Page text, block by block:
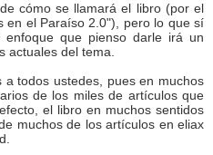
cómo se llamará el libro (por el
en el Paraíso 2.0"), pero lo que sí
que pienso darle irá un
actuales del tema.
todos ustedes, pues en muchos
de los miles de artículos que
el libro en muchos sentidos
muchos de los artículos en eliax